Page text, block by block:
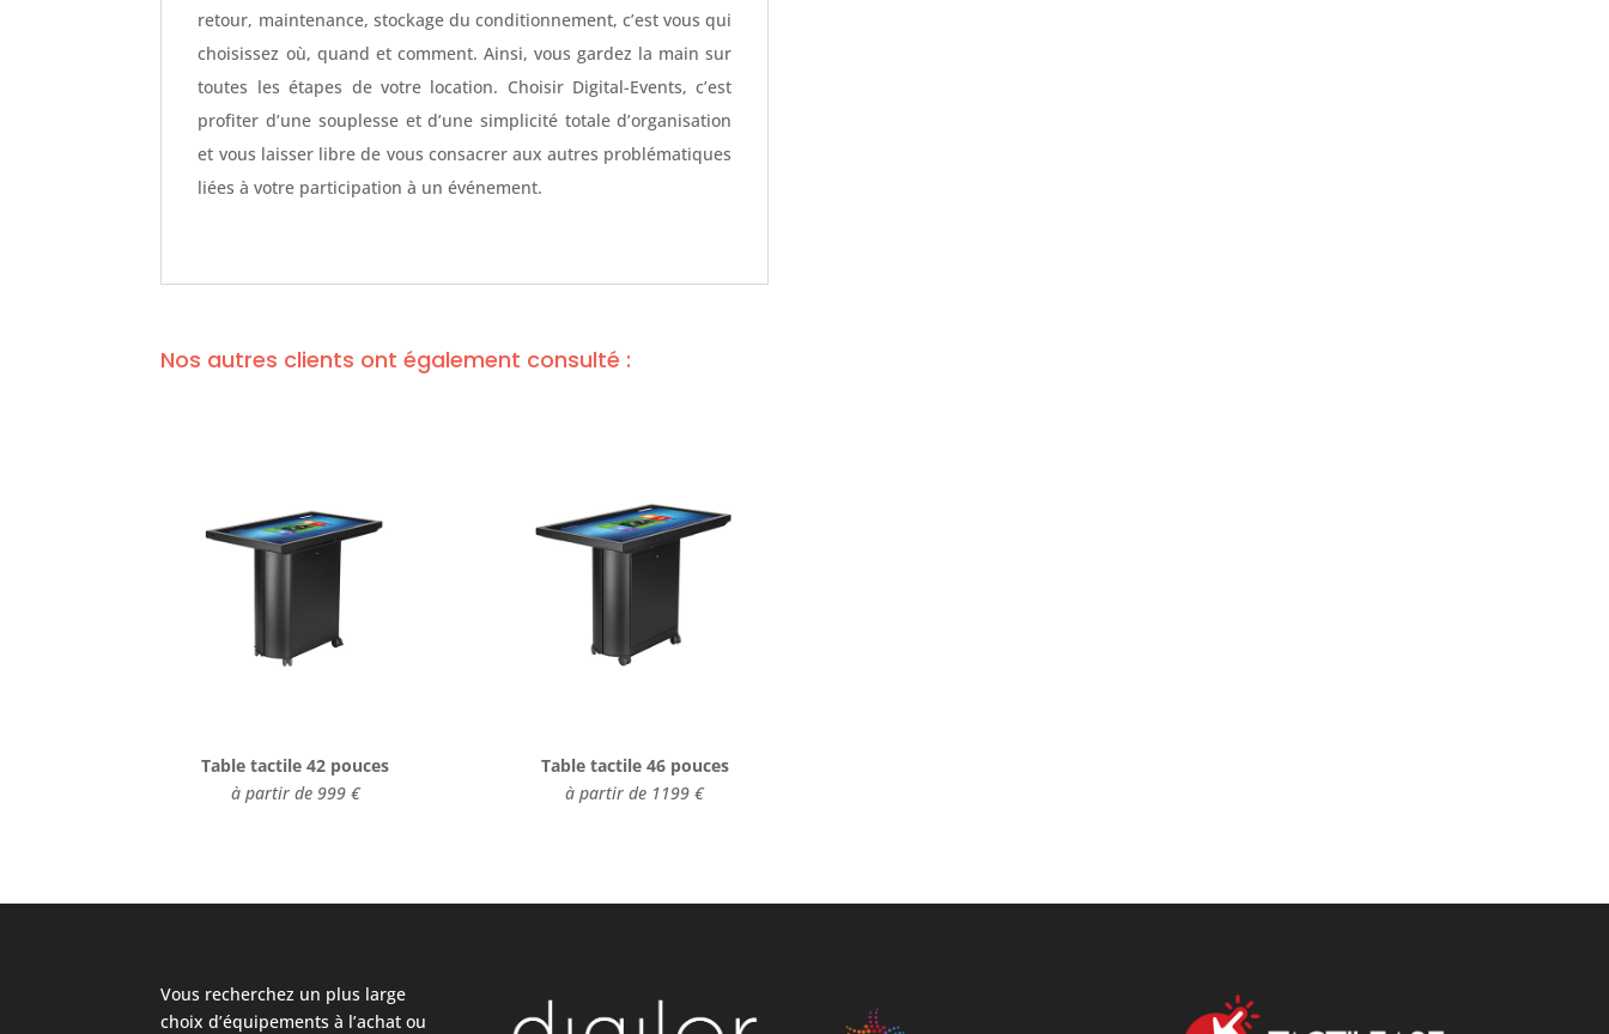
retour, maintenance, stockage du conditionnement, c’est vous qui
choisissez où, quand et comment. Ainsi, vous gardez la main sur
toutes les étapes de votre location. Choisir Digital-Events, c’est
profiter d’une souplesse et d’une simplicité totale d’organisation
et vous laisser libre de vous consacrer aux autres problématiques
liées à votre participation à un événement.
Nos autres clients ont également consulté :
Table tactile 42 pouces
à partir de 999 €
Table tactile 46 pouces
à partir de 1199 €
Vous recherchez un plus large
choix d’équipements à l’achat ou